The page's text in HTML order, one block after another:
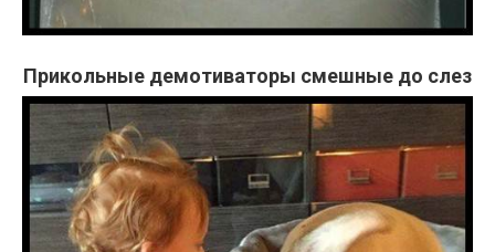
Прикольные демотиваторы смешные до слез